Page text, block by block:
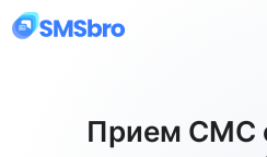
Прием СМС